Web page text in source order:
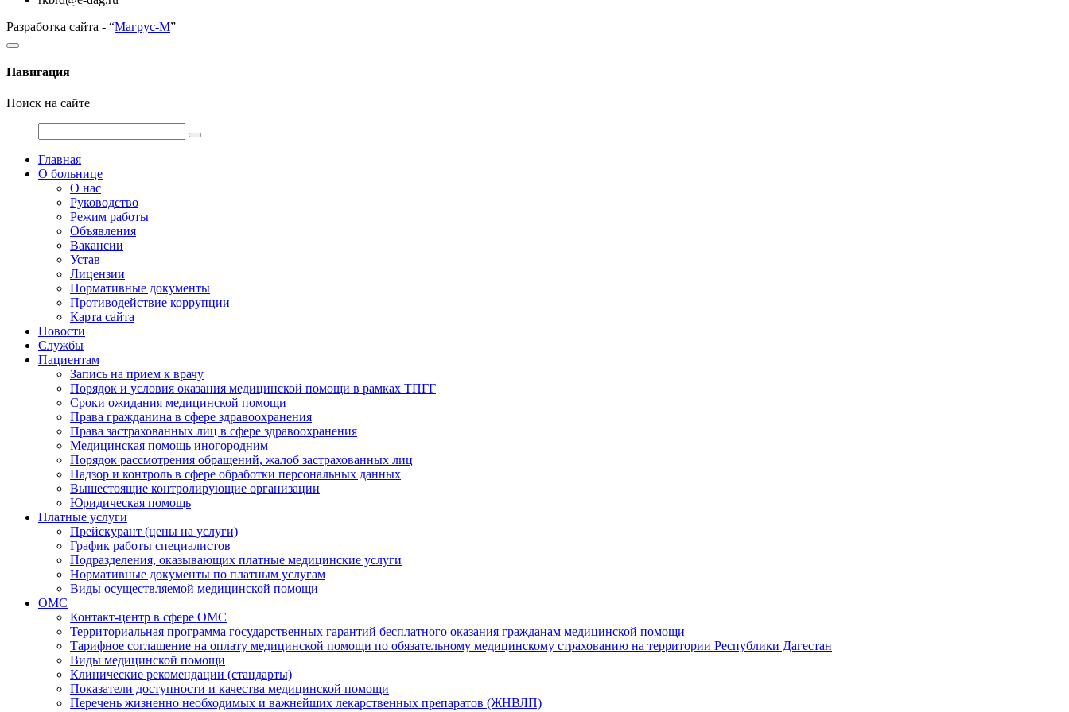
Разработка сайта - “Магрус-М”
Навигация
Поиск на сайте
Главная
О больнице
О нас
Руководство
Режим работы
Объявления
Вакансии
Устав
Лицензии
Нормативные документы
Противодействие коррупции
Карта сайта
Новости
Службы
Пациентам
Запись на прием к врачу
Порядок и условия оказания медицинской помощи в рамках ТПГГ
Сроки ожидания медицинской помощи
Права гражданина в сфере здравоохранения
Права застрахованных лиц в сфере здравоохранения
Медицинская помощь иногородним
Порядок рассмотрения обращений, жалоб застрахованных лиц
Надзор и контроль в сфере обработки персональных данных
Вышестоящие контролирующие организации
Юридическая помощь
Платные услуги
Прейскурант (цены на услуги)
График работы специалистов
Подразделения, оказывающих платные медицинские услуги
Нормативные документы по платным услугам
Виды осуществляемой медицинской помощи
ОМС
Контакт-центр в сфере ОМС
Территориальная программа государственных гарантий бесплатного оказания гражданам медицинской помощи
Тарифное соглашение на оплату медицинской помощи по обязательному медицинскому страхованию на территории Республики Дагестан
Виды медицинской помощи
Клинические рекомендации (стандарты)
Показатели доступности и качества медицинской помощи
Перечень жизненно необходимых и важнейших лекарственных препаратов (ЖНВЛП)